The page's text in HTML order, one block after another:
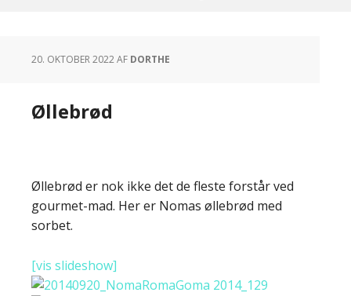
20. OKTOBER 2022AF DORTHE
Øllebrød
Øllebrød er nok ikke det de fleste forstår ved
gourmet-mad. Her er Nomas øllebrød med
sorbet.
[vis slideshow]